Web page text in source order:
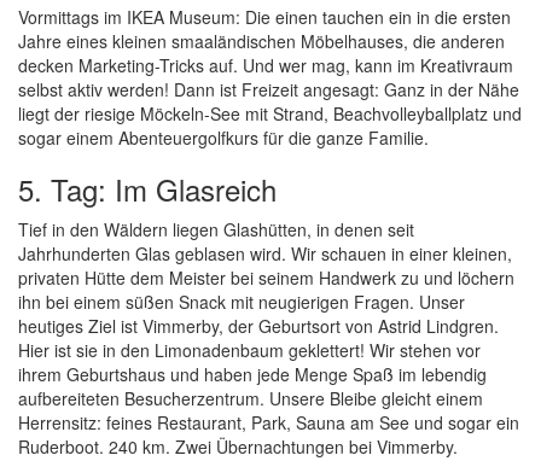
Vormittags im IKEA Museum: Die einen tauchen ein in die ersten
Jahre eines kleinen smaaländischen Möbelhauses, die anderen
decken Marketing-Tricks auf. Und wer mag, kann im Kreativraum
selbst aktiv werden! Dann ist Freizeit angesagt: Ganz in der Nähe
liegt der riesige Möckeln-See mit Strand, Beachvolleyballplatz und
sogar einem Abenteuergolfkurs für die ganze Familie.
5. Tag: Im Glasreich
Tief in den Wäldern liegen Glashütten, in denen seit
Jahrhunderten Glas geblasen wird. Wir schauen in einer kleinen,
privaten Hütte dem Meister bei seinem Handwerk zu und löchern
ihn bei einem süßen Snack mit neugierigen Fragen. Unser
heutiges Ziel ist Vimmerby, der Geburtsort von Astrid Lindgren.
Hier ist sie in den Limonadenbaum geklettert! Wir stehen vor
ihrem Geburtshaus und haben jede Menge Spaß im lebendig
aufbereiteten Besucherzentrum. Unsere Bleibe gleicht einem
Herrensitz: feines Restaurant, Park, Sauna am See und sogar ein
Ruderboot. 240 km. Zwei Übernachtungen bei Vimmerby.